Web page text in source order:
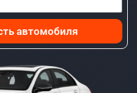
автомобиля